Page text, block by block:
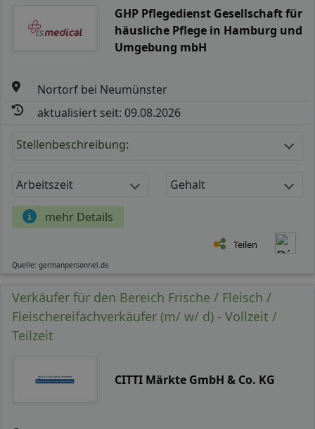
GHP Pflegedienst Gesellschaft für
häusliche Pflege in Hamburg und
Umgebung mbH
Nortorf bei Neumünster
aktualisiert seit: 09.08.2026
Stellenbeschreibung:
Arbeitszeit Gehalt
mehr Details
Teilen
Quelle: germanpersonnel.de
Verkäufer für den Bereich Frische / Fleisch /
Fleischereifachverkäufer (m/ w/ d) - Vollzeit /
Teilzeit
CITTI Märkte GmbH & Co. KG